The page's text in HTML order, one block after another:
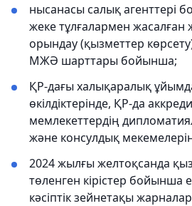
нысанасы салық агенттері
жеке тұлғалармен
орындау (қызметтер
МЖӘ шарттары бойынша;
ҚР-дағы халықаралық
өкілдіктерінде, ҚР-да
мемлекеттердің
және консулдық
2024 жылғы желтоқсанда
төленген кірістер бойынша
кәсіптік зейнетақы